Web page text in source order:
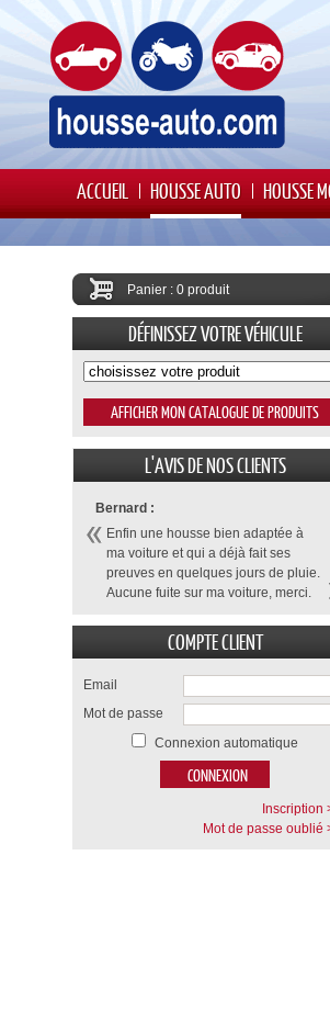
ACCUEIL HOUSSE AUTO HOUSSE
Panier : 0 produit
DÉFINISSEZ VOTRE VÉHICULE
L'AVIS DE NOS CLIENTS
Bernard :
Enfin une housse bien adaptée à
ma voiture et qui a déjà fait ses
preuves en quelques jours de pluie.
Aucune fuite sur ma voiture, merci.
COMPTE CLIENT
Email
Mot de passe
Connexion automatique
Inscription
Mot de passe oublié